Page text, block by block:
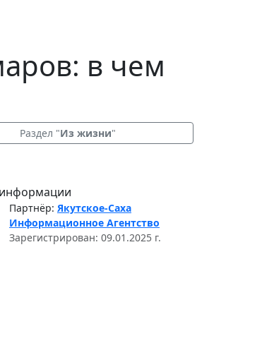
в чем
Раздел "Из жизни"
Партнёр: Якутское-Саха
Информационное Агентство
Зарегистрирован: 09.01.2025 г.